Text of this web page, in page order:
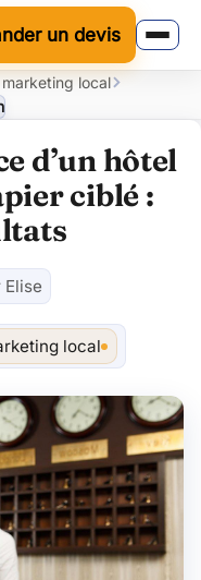
un devis
marketing local
mailing papier ciblé :
d’un hôtel
ciblé :
Elise
local